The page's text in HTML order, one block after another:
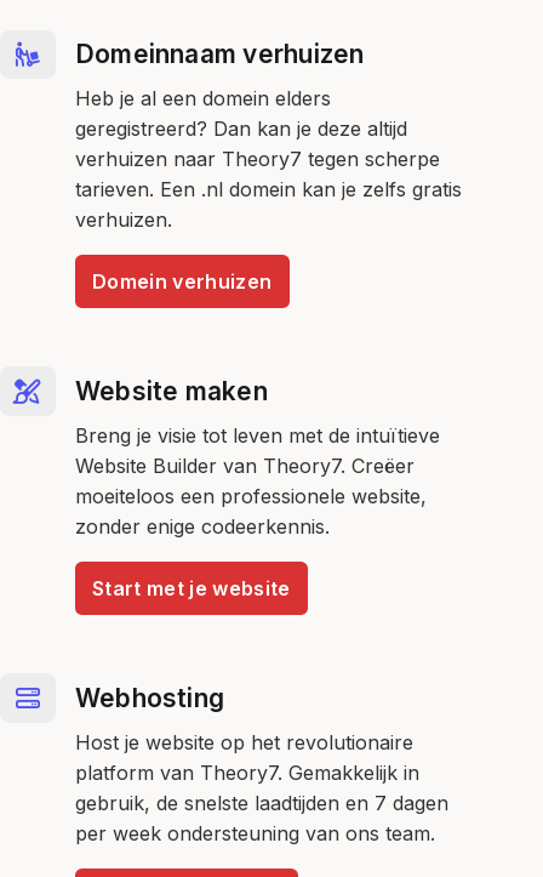
Domeinnaam verhuizen
Heb je al een domein elders
geregistreerd? Dan kan je deze altijd
verhuizen naar Theory7 tegen scherpe
tarieven. Een .nl domein kan je zelfs gratis
verhuizen.
Domein verhuizen
Website maken
Breng je visie tot leven met de intuïtieve
Website Builder van Theory7. Creëer
moeiteloos een professionele website,
zonder enige codeerkennis.
Start met je website
Webhosting
Host je website op het revolutionaire
platform van Theory7. Gemakkelijk in
gebruik, de snelste laadtijden en 7 dagen
per week ondersteuning van ons team.